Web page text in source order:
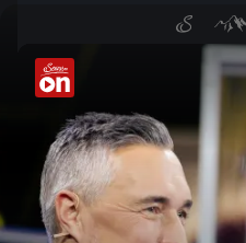
Klopp: Die